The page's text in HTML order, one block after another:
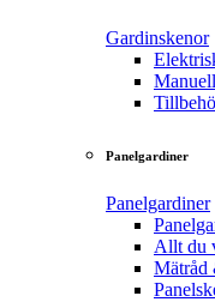
Gardinskenor
Panelgardiner
Panelgardiner
Allt du
Mätråd